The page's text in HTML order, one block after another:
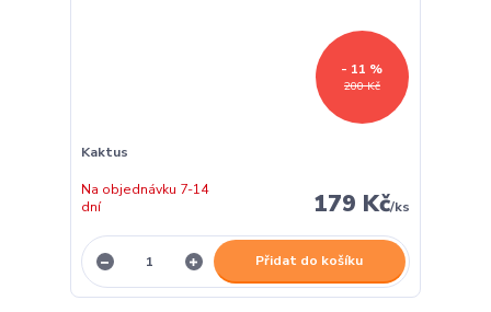
200 Kč
- 11 %
Kaktus
179 Kč/ks
Na objednávku 7-14
dní
Přidat do košíku